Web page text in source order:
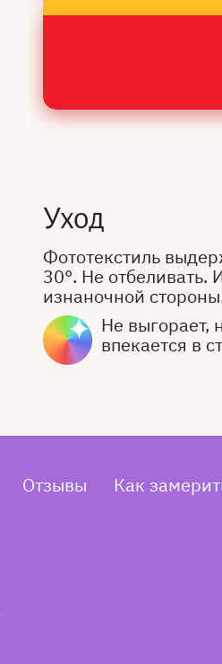
Уход
Фототекстиль
30°. Не
изнаночной
Не выгорает,
впекается в
Отзывы Как